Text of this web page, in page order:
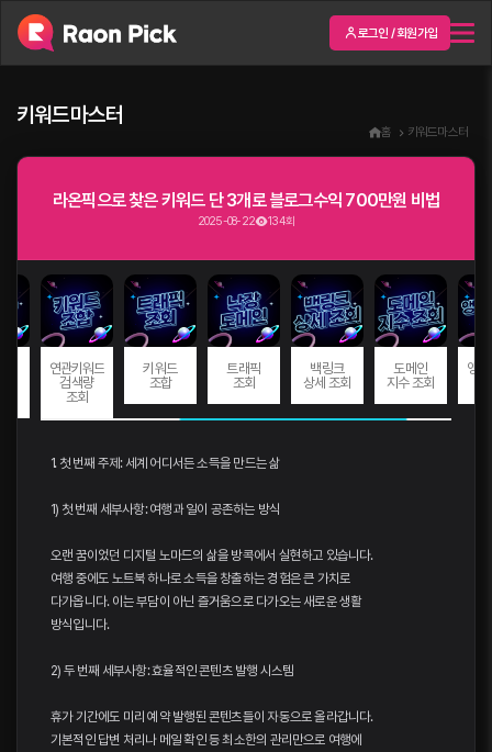
로그인 / 회원가입
키워드마스터
홈 키워드마스터
라온픽으로 찾은 키워드 단 3개로 블로그수익 700만원 비법
2025-08-22 134회
연관키워드
검색량
조회
키워드
조합
트래픽
조회
백링크
상세 조회
도메인
지수 조회
앵
1. 첫 번째 주제: 세계 어디서든 소득을 만드는 삶
1) 첫 번째 세부사항: 여행과 일이 공존하는 방식
오랜 꿈이었던 디지털 노마드의 삶을 방콕에서 실현하고 있습니다.
여행 중에도 노트북 하나로 소득을 창출하는 경험은 큰 가치로
다가옵니다. 이는 부담이 아닌 즐거움으로 다가오는 새로운 생활
방식입니다.
2) 두 번째 세부사항: 효율적인 콘텐츠 발행 시스템
휴가 기간에도 미리 예약 발행된 콘텐츠들이 자동으로 올라갑니다.
기본적인 답변 처리나 메일 확인 등 최소한의 관리만으로 여행에